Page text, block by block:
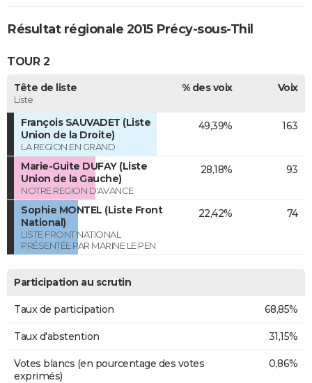
Résultat régionale 2015 Précy-sous-Thil
TOUR 2
Tête de liste
Liste
% des voix Voix
François SAUVADET (Liste
Union de la Droite)
LA REGION EN GRAND
49,39% 163
Marie-Guite DUFAY (Liste
Union de la Gauche)
NOTRE REGION D'AVANCE
28,18% 93
Sophie MONTEL (Liste Front
National)
LISTE FRONT NATIONAL
PRÉSENTÉE PAR MARINE LE PEN
22,42% 74
Participation au scrutin
Taux de participation 68,85%
Taux d'abstention 31,15%
Votes blancs (en pourcentage des votes
exprimés)
0,86%